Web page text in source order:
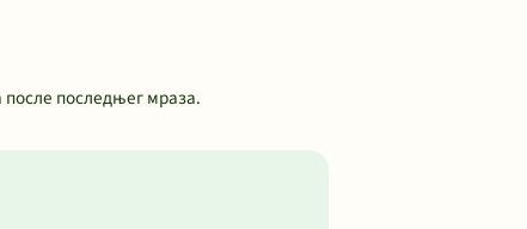
последњег мраза.